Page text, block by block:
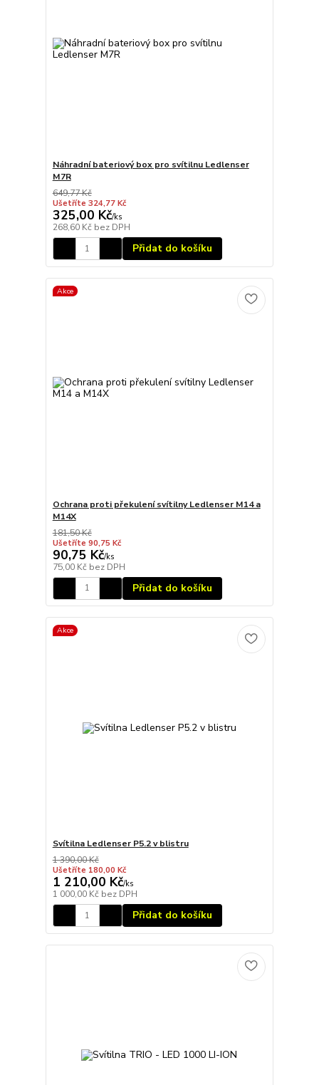
Náhradní bateriový box pro svítilnu Ledlenser
M7R
649,77 Kč
Ušetříte 324,77 Kč
325,00 Kč/ks
268,60 Kč bez DPH
Přidat do košíku
Akce
Ochrana proti překulení svítilny Ledlenser M14 a
M14X
181,50 Kč
Ušetříte 90,75 Kč
90,75 Kč/ks
75,00 Kč bez DPH
Přidat do košíku
Akce
Svítilna Ledlenser P5.2 v blistru
1 390,00 Kč
Ušetříte 180,00 Kč
1 210,00 Kč/ks
1 000,00 Kč bez DPH
Přidat do košíku